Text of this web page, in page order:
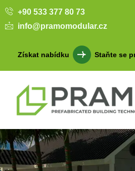
+90 533 377 80 73
info@pramomodular.cz
Získat nabídku Staňte se